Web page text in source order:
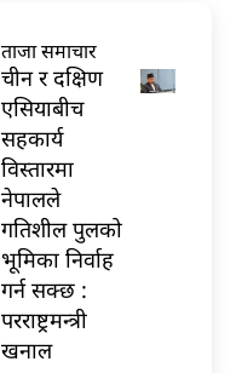
ताजा समाचार
चीन र दक्षिण
एसियाबीच
सहकार्य
विस्तारमा
नेपालले
गतिशील पुलको
भूमिका निर्वाह
गर्न सक्छ :
परराष्ट्रमन्त्री
खनाल